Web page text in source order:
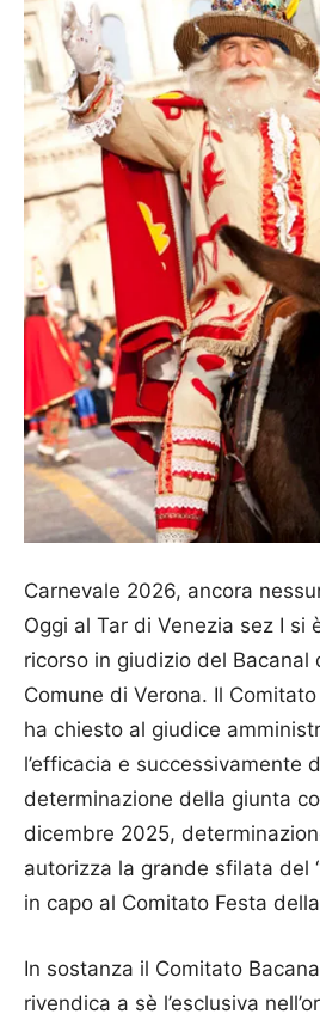
Carnevale 2026, ancora
Oggi al Tar di Venezia sez I si
ricorso in giudizio del Bacanal
Comune di Verona. Il
ha chiesto al giudice
l’efficacia e successivamente
determinazione della giunta
dicembre 2025,
autorizza la grande sfilata del
in capo al Comitato Festa
In sostanza il Comitato
rivendica a sè l’esclusiva